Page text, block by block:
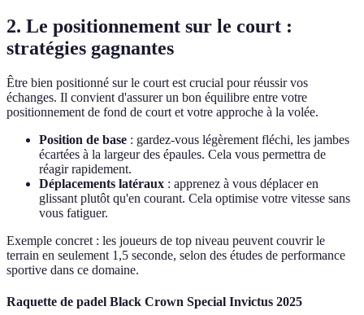
2. Le positionnement sur le court :
stratégies gagnantes
Être bien positionné sur le court est crucial pour réussir vos
échanges. Il convient d'assurer un bon équilibre entre votre
positionnement de fond de court et votre approche à la volée.
Position de base : gardez-vous légèrement fléchi, les jambes
écartées à la largeur des épaules. Cela vous permettra de
réagir rapidement.
Déplacements latéraux : apprenez à vous déplacer en
glissant plutôt qu'en courant. Cela optimise votre vitesse sans
vous fatiguer.
Exemple concret : les joueurs de top niveau peuvent couvrir le
terrain en seulement 1,5 seconde, selon des études de performance
sportive dans ce domaine.
Raquette de padel Black Crown Special Invictus 2025